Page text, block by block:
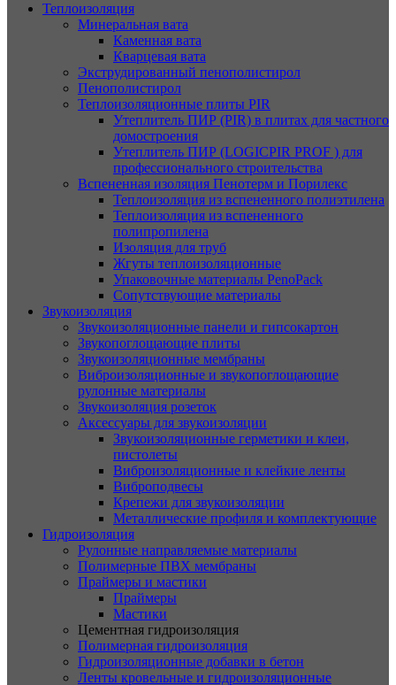
Теплоизоляция
Минеральная вата
Каменная вата
Кварцевая вата
Экструдированный пенополистирол
Пенополистирол
Теплоизоляционные плиты PIR
Утеплитель ПИР (PIR) в плитах для частного
домостроения
Утеплитель ПИР (LOGICPIR PROF ) для
профессионального строительства
Вспененная изоляция Пенотерм и Порилекс
Теплоизоляция из вспененного полиэтилена
Теплоизоляция из вспененного
полипропилена
Изоляция для труб
Жгуты теплоизоляционные
Упаковочные материалы PenoPack
Сопутствующие материалы
Звукоизоляция
Звукоизоляционные панели и гипсокартон
Звукопоглощающие плиты
Звукоизоляционные мембраны
Виброизоляционные и звукопоглощающие
рулонные материалы
Звукоизоляция розеток
Аксессуары для звукоизоляции
Звукоизоляционные герметики и клеи,
пистолеты
Виброизоляционные и клейкие ленты
Виброподвесы
Крепежи для звукоизоляции
Металлические профиля и комплектующие
Гидроизоляция
Рулонные направляемые материалы
Полимерные ПВХ мембраны
Праймеры и мастики
Праймеры
Мастики
Цементная гидроизоляция
Полимерная гидроизоляция
Гидроизоляционные добавки в бетон
Ленты кровельные и гидроизоляционные